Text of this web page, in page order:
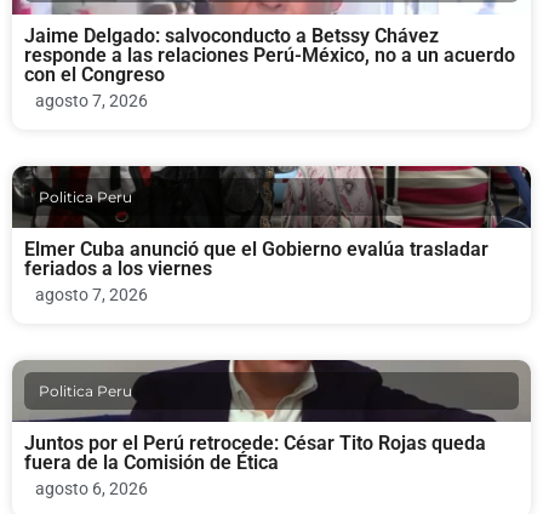
Jaime Delgado: salvoconducto a Betssy Chávez
responde a las relaciones Perú-México, no a un acuerdo
con el Congreso
agosto 7, 2026
Politica Peru
Elmer Cuba anunció que el Gobierno evalúa trasladar
feriados a los viernes
agosto 7, 2026
Politica Peru
Juntos por el Perú retrocede: César Tito Rojas queda
fuera de la Comisión de Ética
agosto 6, 2026